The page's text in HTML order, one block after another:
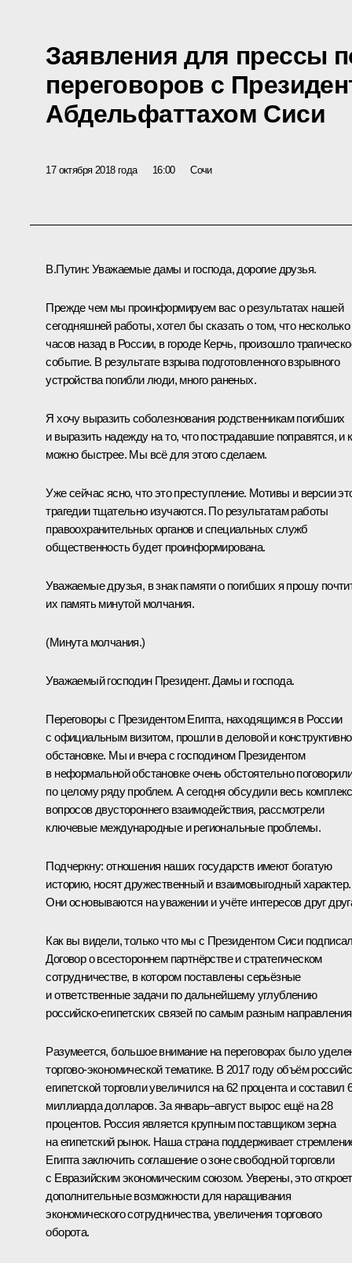
Заявления для прессы
переговоров с
Абдельфаттахом Сиси
17 октября 2018 года 16:00 Сочи
В.Путин: Уважаемые дамы и господа, дорогие друзья.
Прежде чем мы проинформируем вас о результатах нашей
сегодняшней работы, хотел бы сказать о том, что несколько
часов назад в России, в городе Керчь, произошло
событие. В результате взрыва подготовленного взрывного
устройства погибли люди, много раненых.
Я хочу выразить соболезнования родственникам погибших
и выразить надежду на то, что пострадавшие поправятся, и
можно быстрее. Мы всё для этого сделаем.
Уже сейчас ясно, что это преступление. Мотивы и версии
трагедии тщательно изучаются. По результатам работы
правоохранительных органов и специальных служб
общественность будет проинформирована.
Уважаемые друзья, в знак памяти о погибших я прошу
их память минутой молчания.
(Минута молчания.)
Уважаемый господин Президент. Дамы и господа.
Переговоры с Президентом Египта, находящимся в России
с официальным визитом, прошли в деловой и
обстановке. Мы и вчера с господином Президентом
в неформальной обстановке очень обстоятельно
по целому ряду проблем. А сегодня обсудили весь комплекс
вопросов двустороннего взаимодействия, рассмотрели
ключевые международные и региональные проблемы.
Подчеркну: отношения наших государств имеют богатую
историю, носят дружественный и взаимовыгодный характер.
Они основываются на уважении и учёте интересов друг
Как вы видели, только что мы с Президентом Сиси
Договор о всестороннем партнёрстве и стратегическом
сотрудничестве, в котором поставлены серьёзные
и ответственные задачи по дальнейшему углублению
российско-египетских связей по самым разным
Разумеется, большое внимание на переговорах было
торгово-экономической тематике. В 2017 году объём
египетской торговли увеличился на 62 процента и составил
миллиарда долларов. За январь–август вырос ещё на 28
процентов. Россия является крупным поставщиком зерна
на египетский рынок. Наша страна поддерживает
Египта заключить соглашение о зоне свободной торговли
с Евразийским экономическим союзом. Уверены, это откроет
дополнительные возможности для наращивания
экономического сотрудничества, увеличения торгового
оборота.